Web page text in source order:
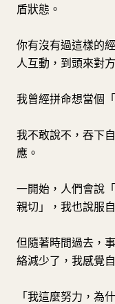
盾狀態。
你有沒有過這樣的
人互動，到頭來對
我曾經拼命想當個
我不敢說不，吞下
應。
一開始，人們會說
親切」，我也說服
但隨著時間過去，
絡減少了，我感覺
「我這麼努力，為